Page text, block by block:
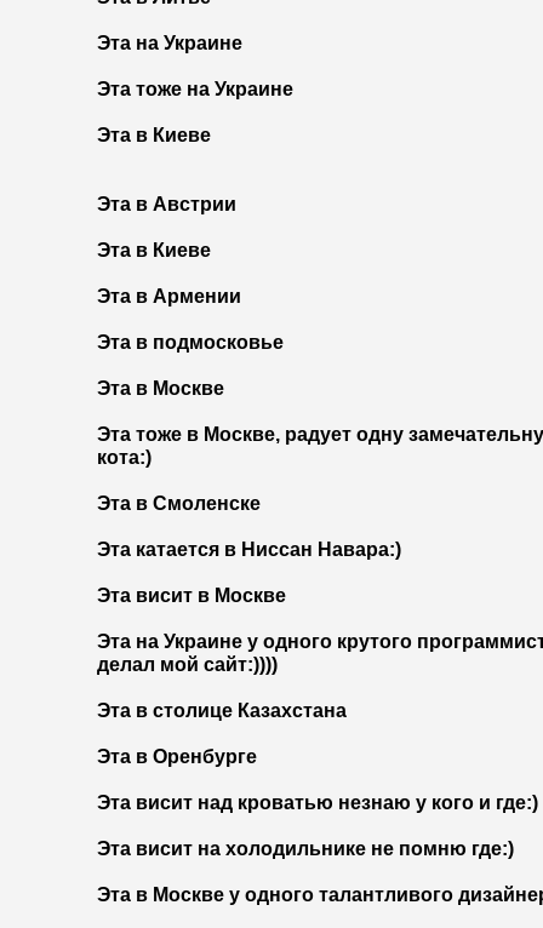
Эта на Украине
Эта тоже на Украине
Эта в Киеве
Эта в Австрии
Эта в Киеве
Эта в Армении
Эта в подмосковье
Эта в Москве
Эта тоже в Москве, радует одну
кота:)
Эта в Смоленске
Эта катается в Ниссан Навара:)
Эта висит в Москве
Эта на Украине у одного крутого
делал мой сайт:))))
Эта в столице Казахстана
Эта в Оренбурге
Эта висит над кроватью незнаю у кого и где:)
Эта висит на холодильнике не помню где:)
Эта в Москве у одного талантливого